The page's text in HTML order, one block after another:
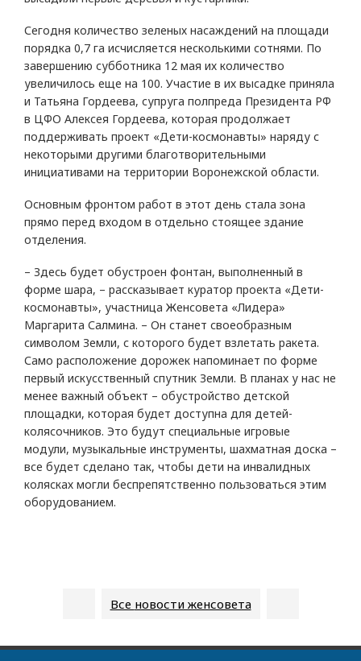
Сегодня количество зеленых насаждений на площади
порядка 0,7 га исчисляется несколькими сотнями. По
завершению субботника 12 мая их количество
увеличилось еще на 100. Участие в их высадке приняла
и Татьяна Гордеева, супруга полпреда Президента РФ
в ЦФО Алексея Гордеева, которая продолжает
поддерживать проект «Дети-космонавты» наряду с
некоторыми другими благотворительными
инициативами на территории Воронежской области.
Основным фронтом работ в этот день стала зона
прямо перед входом в отдельно стоящее здание
отделения.
– Здесь будет обустроен фонтан, выполненный в
форме шара, – рассказывает куратор проекта «Дети-
космонавты», участница Женсовета «Лидера»
Маргарита Салмина. – Он станет своеобразным
символом Земли, с которого будет взлетать ракета.
Само расположение дорожек напоминает по форме
первый искусственный спутник Земли. В планах у нас не
менее важный объект – обустройство детской
площадки, которая будет доступна для детей-
колясочников. Это будут специальные игровые
модули, музыкальные инструменты, шахматная доска –
все будет сделано так, чтобы дети на инвалидных
колясках могли беспрепятственно пользоваться этим
оборудованием.
Все новости женсовета